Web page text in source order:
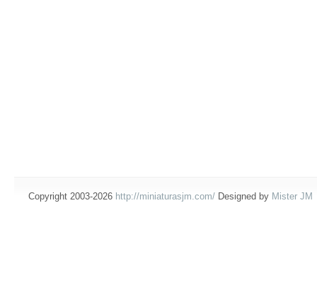
Copyright 2003-2026 http://miniaturasjm.com/ Designed by Mister JM